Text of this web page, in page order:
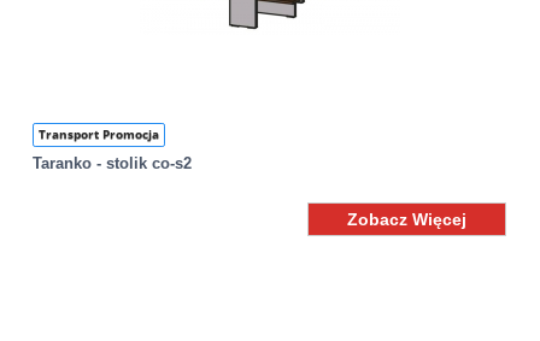
Transport Promocja
Taranko - stolik co-s2
Zobacz Więcej